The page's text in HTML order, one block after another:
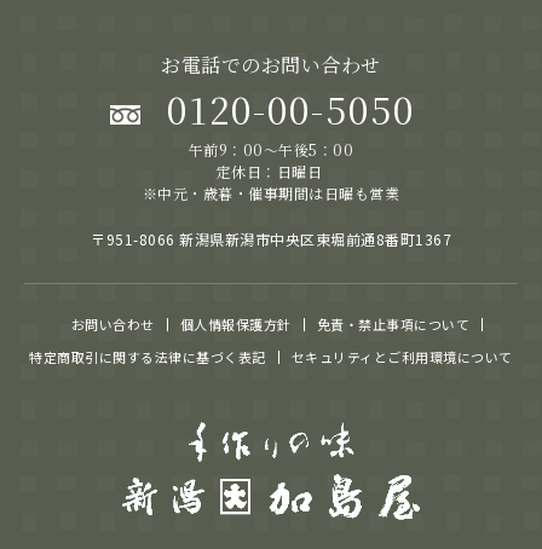
お電話でのお問い合わせ
0120-00-5050
午前9：00～午後5：00
定休日：日曜日
※中元・歳暮・催事期間は日曜も営業
〒951-8066 新潟県新潟市中央区東堀前通8番町1367
お問い合わせ 個人情報保護方針
免責・禁止事項について
特定商取引に関する法律に基づく表記
セキュリティとご利用環境について